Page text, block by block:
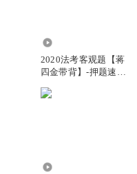
2020法考客观题【蒋
四金带背】-押题速记